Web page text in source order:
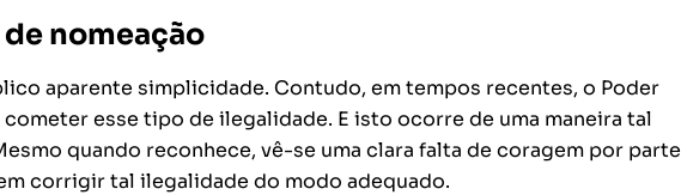
nomeação
aparente simplicidade. Contudo, em tempos recentes, o Poder
esse tipo de ilegalidade. E isto ocorre de uma maneira tal
quando reconhece, vê-se uma clara falta de coragem por parte
corrigir tal ilegalidade do modo adequado.